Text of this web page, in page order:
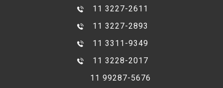
11 3227-2611
11 3227-2893
11 3311-9349
11 3228-2017
11 99287-5676